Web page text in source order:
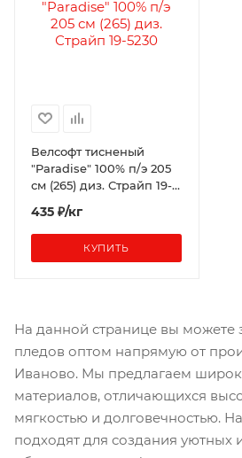
Велсофт тисненый
"Paradise" 100% п/э 205
см (265) диз. Страйп 19-
435 ₽/кг
КУПИТЬ
На данной странице вы можете
пледов оптом напрямую от
Иваново. Мы предлагаем
материалов, отличающихся
мягкостью и долговечностью.
подходят для создания уютных